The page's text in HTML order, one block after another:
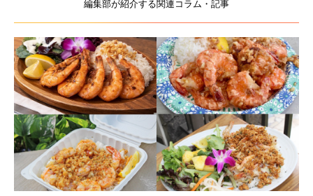
編集部が紹介する関連コラム・記事